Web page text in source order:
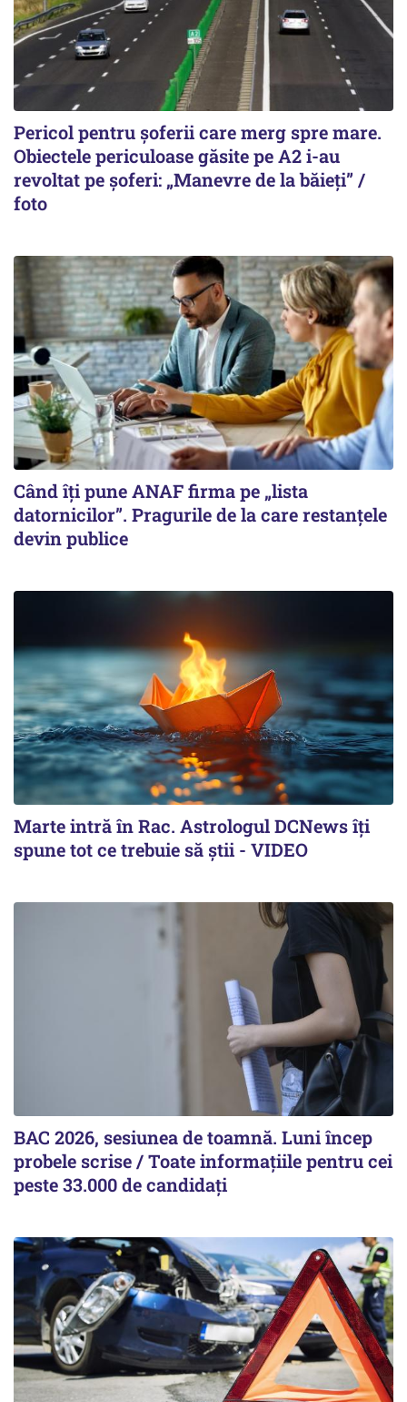
Pericol pentru șoferii care merg spre mare.
Obiectele periculoase găsite pe A2 i-au
revoltat pe șoferi: „Manevre de la băieți” /
foto
Când îți pune ANAF firma pe „lista
datornicilor”. Pragurile de la care restanțele
devin publice
Marte intră în Rac. Astrologul DCNews îți
spune tot ce trebuie să știi - VIDEO
BAC 2026, sesiunea de toamnă. Luni încep
probele scrise / Toate informațiile pentru cei
peste 33.000 de candidați